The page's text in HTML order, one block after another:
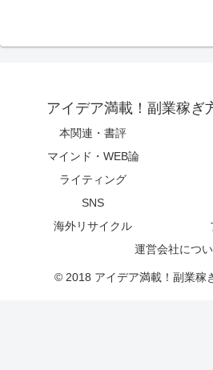
アイデア満載！副業稼ぎ
本関連・書評
マインド・WEB論
ライティング
SNS
海外リサイクル
運営会社につ
© 2018 アイデア満載！副業稼